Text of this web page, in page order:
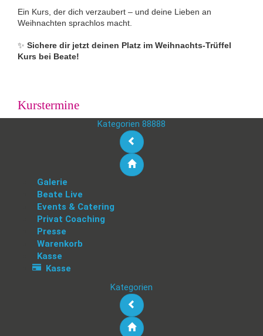
Ein Kurs, der dich verzaubert – und deine Lieben an
Weihnachten sprachlos macht.
✨ Sichere dir jetzt deinen Platz im Weihnachts-Trüffel
Kurs bei Beate!
Kurstermine
Kategorien 88888
Galerie
Beate Live
Events & Catering
Privat Coaching
Presse
Warenkorb
Kasse
Kasse
Kategorien